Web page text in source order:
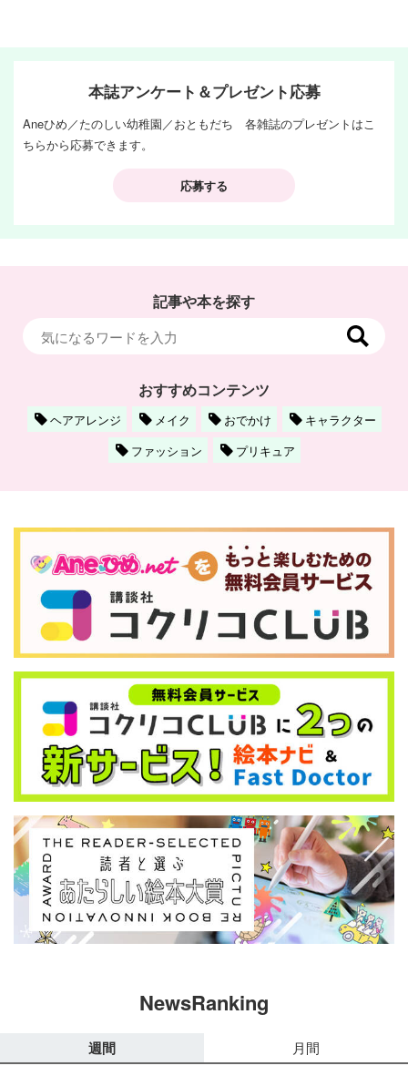
本誌アンケート＆プレゼント応募
Aneひめ／たのしい幼稚園／おともだち 各雑誌のプレゼントはこ
ちらから応募できます。
応募する
記事や本を探す
おすすめコンテンツ
ヘアアレンジ メイク おでかけ
キャラクター
ファッション
プリキュア
NewsRanking
週間 月間